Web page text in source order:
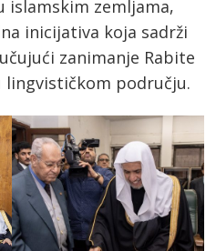
islamskim zemljama,
inicijativa koja sadrži
zanimanje Rabite
lingvističkom području.